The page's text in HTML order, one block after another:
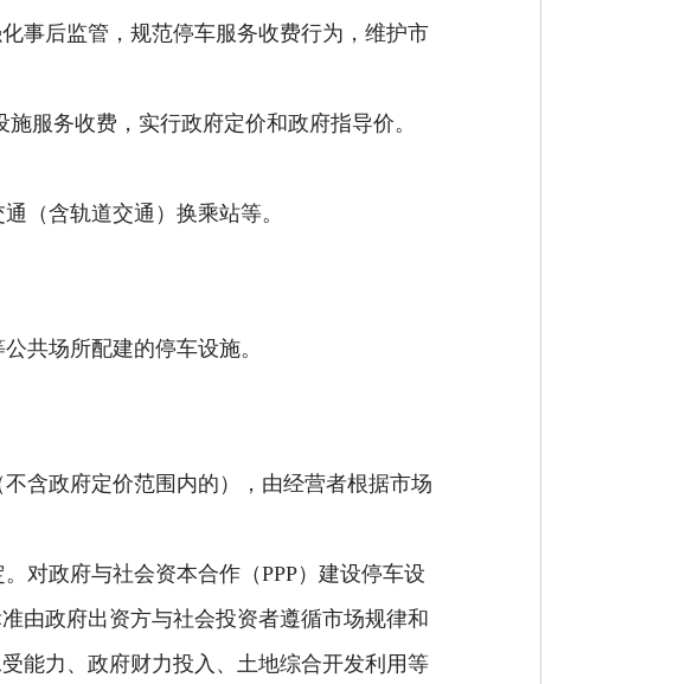
事后监管，规范停车服务收费行为，维护市
服务收费，实行政府定价和政府指导价。
（含轨道交通 ） 换乘站等。
共场所配建的停车设施。
不含政府定价范围内的 ）， 由经营者根据市场
对政府与社会资本合作 （PPP） 建设停车设
由政府出资方与社会投资者遵循市场规律和
能力、政府财力投入、土地综合开发利用等